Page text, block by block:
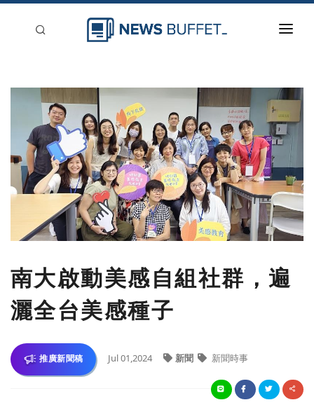
新聞稿分類
登入
刊登
南大啟動美感自組社群，遍
灑全台美感種子
推廣新聞稿 Jul 01,2024 新聞 新聞時事